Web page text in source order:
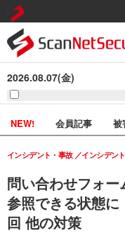
2026.08.07(金)
NEW! 会員記事 被
問い合わせフォ
参照できる状態
回 他の対策
インシデント・事故 インシデン